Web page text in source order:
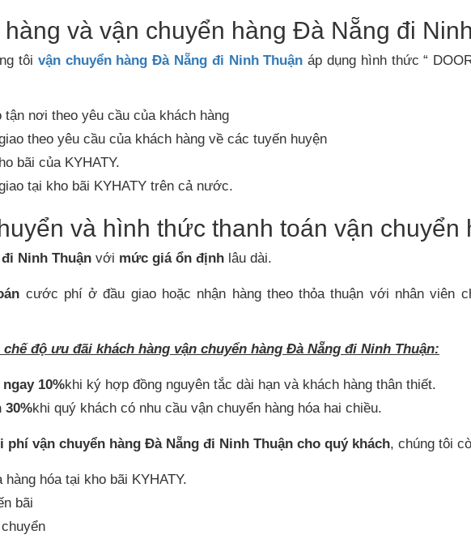
và vận chuyển hàng Đà Nẵng đi
tôi vận chuyển hàng Đà Nẵng đi Ninh Thuận áp dụng hình thức “
tận nơi theo yêu cầu của khách hàng
theo yêu cầu của khách hàng về các tuyến huyện
bãi của KYHATY.
tại kho bãi KYHATY trên cả nước.
và hình thức thanh toán vận
Ninh Thuận với mức giá ổn định lâu dài.
cước phí ở đầu giao hoặc nhận hàng theo thỏa thuận với nhân viên
độ ưu đãi khách hàng vận chuyển hàng Đà Nẵng đi Ninh Thuận:
10%khi ký hợp đồng nguyên tắc dài hạn và khách hàng thân thiết.
30%khi quý khách có nhu cầu vận chuyển hàng hóa hai chiều.
phí vận chuyển hàng Đà Nẵng đi Ninh Thuận cho quý khách, chúng tôi
hóa tại kho bãi KYHATY.
bãi